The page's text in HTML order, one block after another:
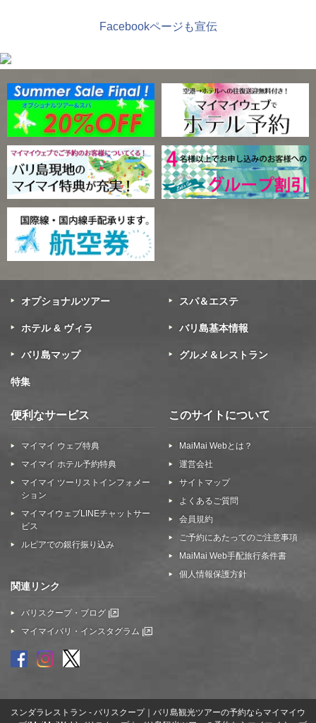
Facebookページも宣伝
オプショナルツアー スパ＆エステ
ホテル & ヴィラ バリ島基本情報
バリ島マップ グルメ＆レストラン
特集
便利なサービス
マイマイ ウェブ特典
マイマイ ホテル予約特典
マイマイ ツーリストインフォメー
ション
マイマイウェブLINEチャットサー
ビス
ルピアでの銀行振り込み
このサイトについて
MaiMai Webとは？
運営会社
サイトマップ
よくあるご質問
会員規約
ご予約にあたってのご注意事項
MaiMai Web手配旅行条件書
個人情報保護方針
関連リンク
バリスクープ・ブログ
マイマイバリ・インスタグラム
スンダラレストラン - バリスクープ｜バリ島観光ツアーの予約ならマイマイウ